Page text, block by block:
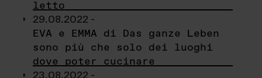
letto
29.08.2022 -
EVA e EMMA di Das ganze Leben
sono più che solo dei luoghi
dove poter cucinare
23.08.2022 -